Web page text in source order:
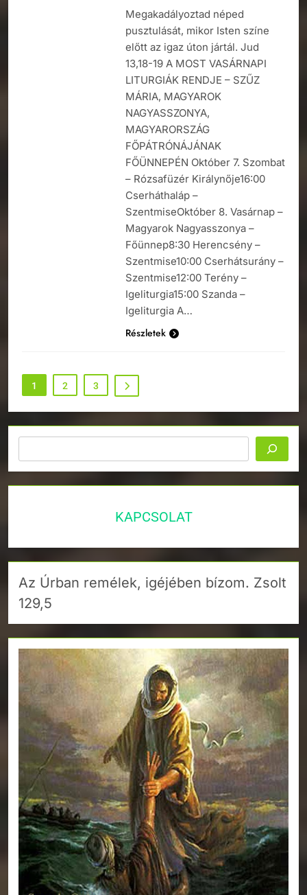
Megakadályoztad néped
pusztulását, mikor Isten színe
előtt az igaz úton jártál. Jud
13,18-19 A MOST VASÁRNAPI
LITURGIÁK RENDJE – SZŰZ
MÁRIA, MAGYAROK
NAGYASSZONYA,
MAGYARORSZÁG
FŐPÁTRÓNÁJÁNAK
FŐÜNNEPÉN Október 7. Szombat
– Rózsafüzér Királynője16:00
Cserháthaláp –
SzentmiseOktóber 8. Vasárnap –
Magyarok Nagyasszonya –
Főünnep8:30 Herencsény –
Szentmise10:00 Cserhátsurány –
Szentmise12:00 Terény –
Igeliturgia15:00 Szanda –
Igeliturgia A…
Részletek
1 2 3
KAPCSOLAT
Az Úrban remélek, igéjében bízom. Zsolt
129,5